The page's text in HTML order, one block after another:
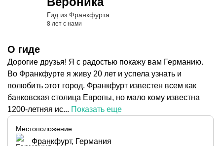
Гид из Франкфурта
8 лет с нами
О гиде
Дорогие друзья! Я с радостью покажу вам Германию.
Во Франкфурте я живу 20 лет и успела узнать и
полюбить этот город. Франкфурт известен всем как
банковская столица Европы, но мало кому известна
1200-летняя ис... Показать еще
Местоположение
Франкфурт, Германия